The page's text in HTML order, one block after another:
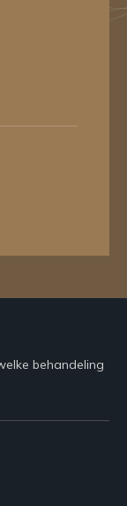
behandeling